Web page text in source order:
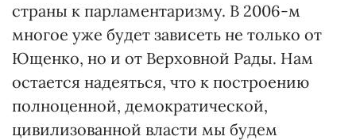
страны к парламентаризму. В 2006-м
многое уже будет зависеть не только от
Ющенко, но и от Верховной Рады. Нам
остается надеяться, что к построению
полноценной, демократической,
цивилизованной власти мы будем